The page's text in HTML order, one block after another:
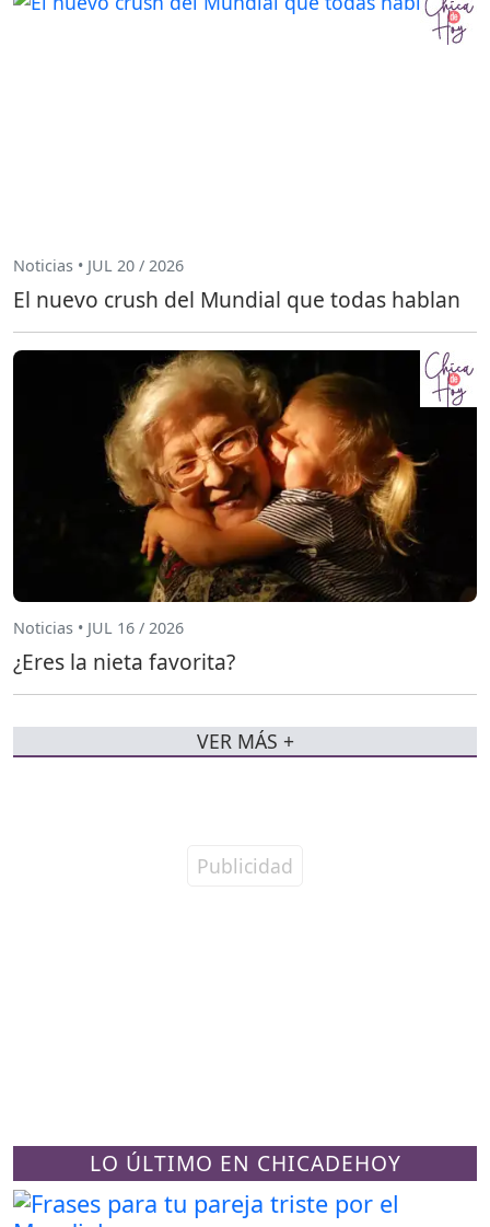
LO ÚLTIMO EN CHICADEHOY
Noticias • JUL 20 / 2026
El nuevo crush del Mundial que todas hablan
Noticias • JUL 16 / 2026
¿Eres la nieta favorita?
VER MÁS +